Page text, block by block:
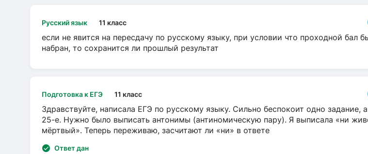
Русский язык 11 класс
если не явится на пересдачу по русскому языку, при условии что проходной бал
набран, то сохранится ли прошлый результат
Подготовка к ЕГЭ 11 класс
Здравствуйте, написала ЕГЭ по русскому языку. Сильно беспокоит одно задание,
25-е. Нужно было выписать антонимы (антиномическую пару). Я выписала «ни
мёртвый». Теперь переживаю, засчитают ли «ни» в ответе
Ответ дан